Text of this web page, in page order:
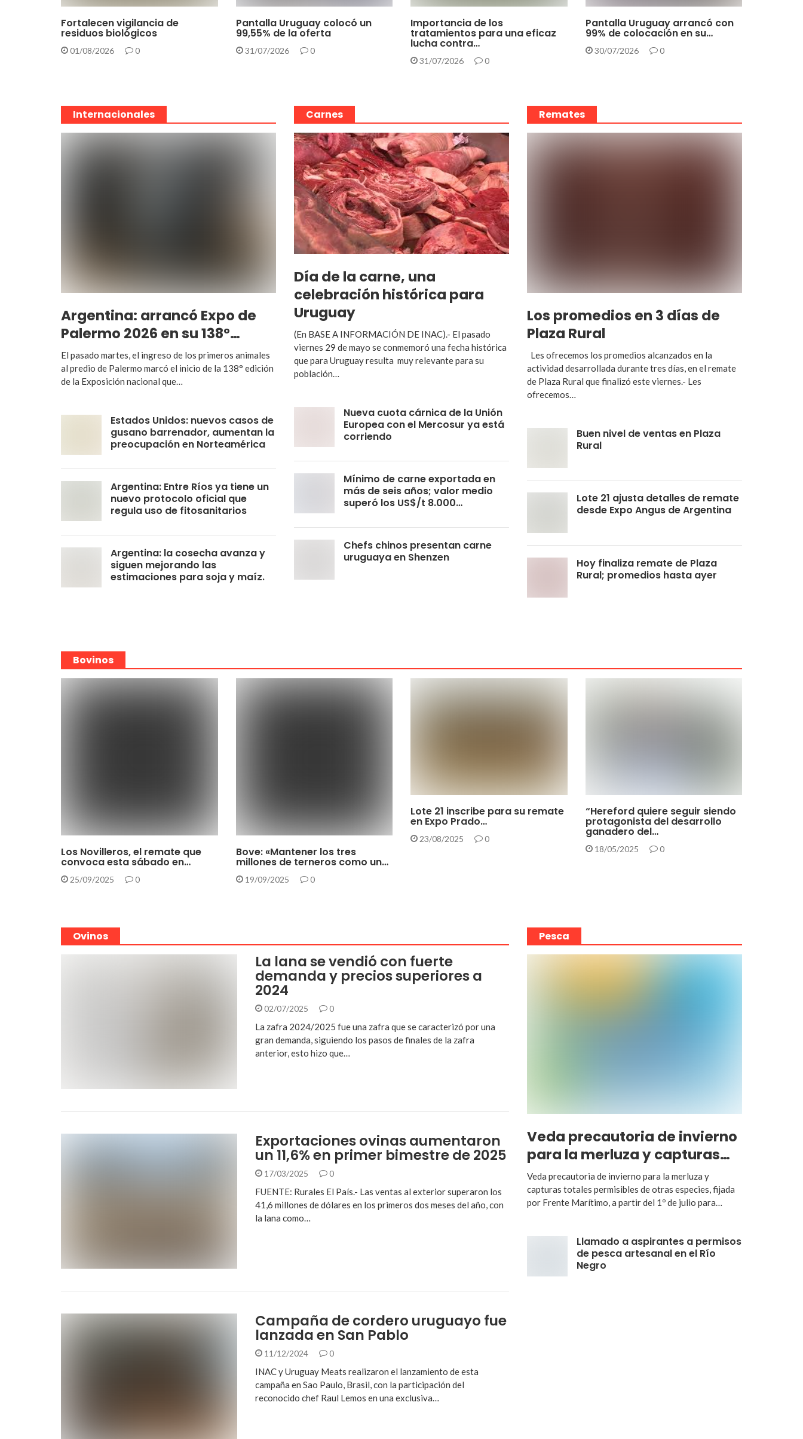
Fortalecen vigilancia de
residuos biológicos
01/08/2026 0
Pantalla Uruguay colocó un
99,55% de la oferta
31/07/2026 0
Importancia de los
tratamientos para una eficaz
lucha contra…
31/07/2026 0
Pantalla Uruguay arrancó con
99% de colocación en su…
30/07/2026 0
Internacionales
Argentina: arrancó Expo de
Palermo 2026 en su 138°…
El pasado martes, el ingreso de los primeros animales
al predio de Palermo marcó el inicio de la 138° edición
de la Exposición nacional que…
Estados Unidos: nuevos casos de
gusano barrenador, aumentan la
preocupación en Norteamérica
Argentina: Entre Ríos ya tiene un
nuevo protocolo oficial que
regula uso de fitosanitarios
Argentina: la cosecha avanza y
siguen mejorando las
estimaciones para soja y maíz.
Carnes
Día de la carne, una
celebración histórica para
Uruguay
(En BASE A INFORMACIÓN DE INAC).- El pasado
viernes 29 de mayo se conmemoró una fecha histórica
que para Uruguay resulta muy relevante para su
población…
Nueva cuota cárnica de la Unión
Europea con el Mercosur ya está
corriendo
Mínimo de carne exportada en
más de seis años; valor medio
superó los US$/t 8.000…
Chefs chinos presentan carne
uruguaya en Shenzen
Remates
Los promedios en 3 días de
Plaza Rural
Les ofrecemos los promedios alcanzados en la
actividad desarrollada durante tres días, en el remate
de Plaza Rural que finalizó este viernes.- Les
ofrecemos…
Buen nivel de ventas en Plaza
Rural
Lote 21 ajusta detalles de remate
desde Expo Angus de Argentina
Hoy finaliza remate de Plaza
Rural; promedios hasta ayer
Bovinos
Los Novilleros, el remate que
convoca esta sábado en…
25/09/2025 0
Bove: «Mantener los tres
millones de terneros como un…
19/09/2025 0
Lote 21 inscribe para su remate
en Expo Prado…
23/08/2025 0
“Hereford quiere seguir siendo
protagonista del desarrollo
ganadero del…
18/05/2025 0
Ovinos
La lana se vendió con fuerte
demanda y precios superiores a
2024
02/07/2025 0
La zafra 2024/2025 fue una zafra que se caracterizó por una
gran demanda, siguiendo los pasos de finales de la zafra
anterior, esto hizo que…
Exportaciones ovinas aumentaron
un 11,6% en primer bimestre de 2025
17/03/2025 0
FUENTE: Rurales El País.- Las ventas al exterior superaron los
41,6 millones de dólares en los primeros dos meses del año, con
la lana como…
Campaña de cordero uruguayo fue
lanzada en San Pablo
11/12/2024 0
INAC y Uruguay Meats realizaron el lanzamiento de esta
campaña en Sao Paulo, Brasil, con la participación del
reconocido chef Raul Lemos en una exclusiva…
Pesca
Veda precautoria de invierno
para la merluza y capturas…
Veda precautoria de invierno para la merluza y
capturas totales permisibles de otras especies, fijada
por Frente Marítimo, a partir del 1º de julio para…
Llamado a aspirantes a permisos
de pesca artesanal en el Río
Negro